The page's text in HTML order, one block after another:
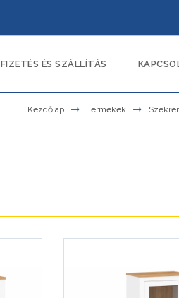
FIZETÉS ÉS SZÁLLÍTÁS
Kezdőlap Termékek